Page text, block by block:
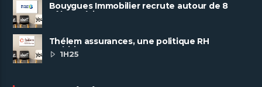
Bouygues Immobilier recrute autour de 8
pôles métiers
Thélem assurances, une politique RH
ambitieuse
1H25